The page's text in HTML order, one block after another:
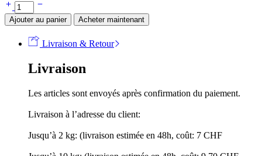
Ajouter au panier Acheter maintenant
Livraison & Retour
Livraison
Les articles sont envoyés après confirmation du paiement.
Livraison à l’adresse du client:
Jusqu’à 2 kg: (livraison estimée en 48h, coût: 7 CHF